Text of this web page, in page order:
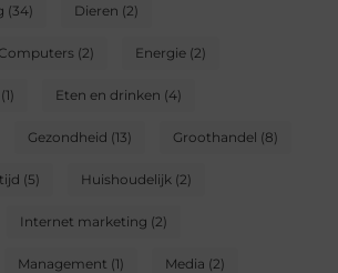
(34) Dieren (2)
(2) Energie(2)
(1) Eten en drinken (4)
Gezondheid (13) Groothandel (8)
(5) Huishoudelijk (2)
Internet marketing (2)
Management (1) Media (2)